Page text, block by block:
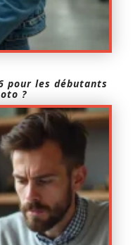
pour les débutants
?